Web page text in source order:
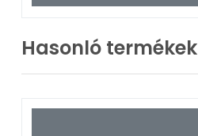
Hasonló termékek